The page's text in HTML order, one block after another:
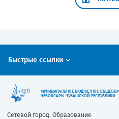
Быстрые ссылки
МУНИЦИПАЛЬНОЕ БЮДЖЕТНОЕ
ЧЕБОКСАРЫ ЧУВАШСКОЙ РЕСПУБЛИКИ
Сетевой город. Образование